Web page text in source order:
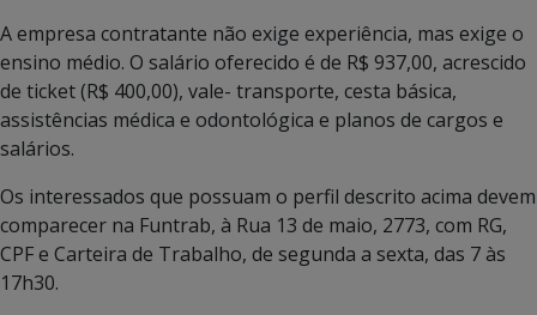
A empresa contratante não exige experiência, mas exige o
ensino médio. O salário oferecido é de R$ 937,00, acrescido
de ticket (R$ 400,00), vale- transporte, cesta básica,
assistências médica e odontológica e planos de cargos e
salários.
Os interessados que possuam o perfil descrito acima devem
comparecer na Funtrab, à Rua 13 de maio, 2773, com RG,
CPF e Carteira de Trabalho, de segunda a sexta, das 7 às
17h30.